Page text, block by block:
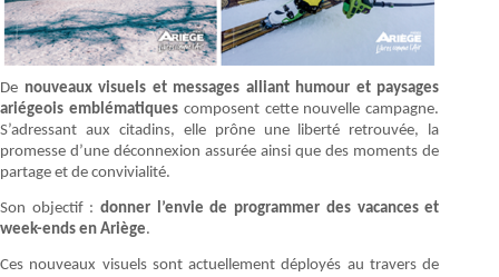
De nouveaux visuels et messages alliant humour et paysages
ariégeois emblématiques composent cette nouvelle campagne.
S’adressant aux citadins, elle prône une liberté retrouvée, la
promesse d’une déconnexion assurée ainsi que des moments de
partage et de convivialité.
Son objectif :donner l’envie de programmer des vacances et
week-ends en Ariège.
Ces nouveaux visuels sont actuellement déployés au travers de